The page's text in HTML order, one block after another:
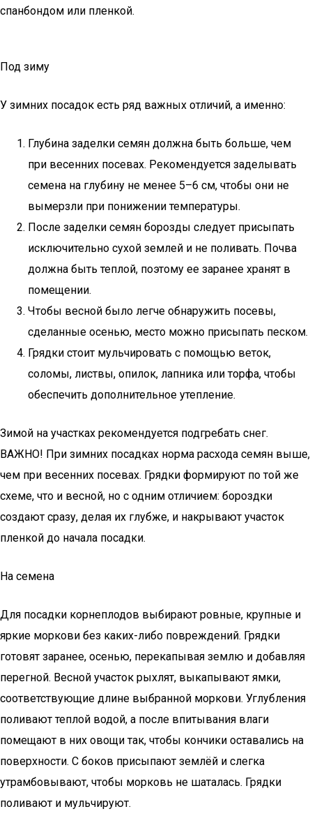
спанбондом или пленкой.
Под зиму
У зимних посадок есть ряд важных отличий, а именно:
Глубина заделки семян должна быть больше, чем
при весенних посевах. Рекомендуется заделывать
семена на глубину не менее 5–6 см, чтобы они не
вымерзли при понижении температуры.
После заделки семян борозды следует присыпать
исключительно сухой землей и не поливать. Почва
должна быть теплой, поэтому ее заранее хранят в
помещении.
Чтобы весной было легче обнаружить посевы,
сделанные осенью, место можно присыпать песком.
Грядки стоит мульчировать с помощью веток,
соломы, листвы, опилок, лапника или торфа, чтобы
обеспечить дополнительное утепление.
Зимой на участках рекомендуется подгребать снег.
ВАЖНО! При зимних посадках норма расхода семян выше,
чем при весенних посевах. Грядки формируют по той же
схеме, что и весной, но с одним отличием: бороздки
создают сразу, делая их глубже, и накрывают участок
пленкой до начала посадки.
На семена
Для посадки корнеплодов выбирают ровные, крупные и
яркие моркови без каких-либо повреждений. Грядки
готовят заранее, осенью, перекапывая землю и добавляя
перегной. Весной участок рыхлят, выкапывают ямки,
соответствующие длине выбранной моркови. Углубления
поливают теплой водой, а после впитывания влаги
помещают в них овощи так, чтобы кончики оставались на
поверхности. С боков присыпают землёй и слегка
утрамбовывают, чтобы морковь не шаталась. Грядки
поливают и мульчируют.